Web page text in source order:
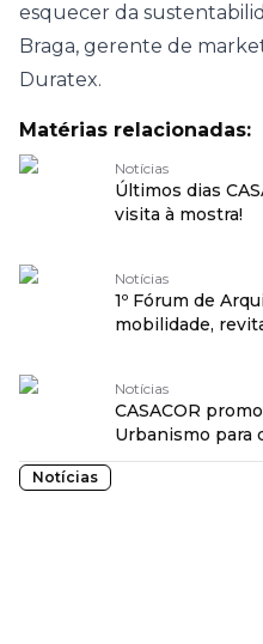
esquecer da
Braga, gerente de
Duratex.
Matérias relacionadas:
Notícias
Últimos dias
visita à mostra!
Notícias
1º Fórum de
mobilidade,
Notícias
CASACOR
Urbanismo para
Notícias